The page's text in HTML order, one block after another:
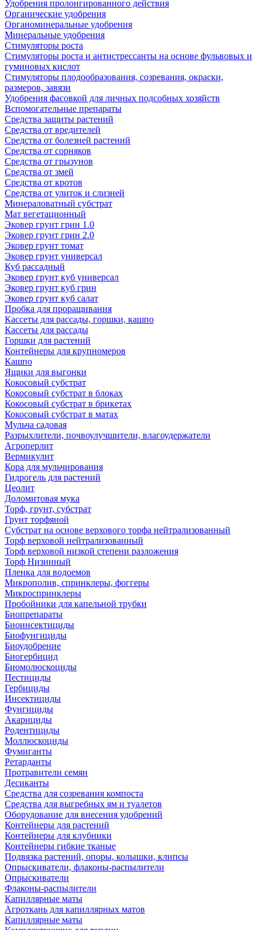
Удобрения пролонгированного действия
Органические удобрения
Органоминеральные удобрения
Минеральные удобрения
Стимуляторы роста
Стимуляторы роста и антистрессанты на основе фульвовых и
гуминовых кислот
Стимуляторы плодообразования, созревания, окраски,
размеров, завязи
Удобрения фасовкой для личных подсобных хозяйств
Вспомогательные препараты
Средства защиты растений
Средства от вредителей
Средства от болезней растений
Средства от сорняков
Средства от грызунов
Средства от змей
Средства от кротов
Средства от улиток и слизней
Минераловатный субстрат
Мат вегетационный
Эковер грунт грин 1.0
Эковер грунт грин 2.0
Эковер грунт томат
Эковер грунт универсал
Куб рассадный
Эковер грунт куб универсал
Эковер грунт куб грин
Эковер грунт куб салат
Пробка для проращивания
Кассеты для рассады, горшки, кашпо
Кассеты для рассады
Горшки для растений
Контейнеры для крупномеров
Кашпо
Ящики для выгонки
Кокосовый субстрат
Кокосовый субстрат в блоках
Кокосовый субстрат в брикетах
Кокосовый субстрат в матах
Мульча садовая
Разрыхлители, почвоулучшители, влагоудержатели
Агроперлит
Вермикулит
Кора для мульчирования
Гидрогель для растений
Цеолит
Доломитовая мука
Торф, грунт, субстрат
Грунт торфяной
Субстрат на основе верхового торфа нейтрализованный
Торф верховой нейтрализованный
Торф верховой низкой степени разложения
Торф Низинный
Пленка для водоемов
Микрополив, спринклеры, фоггеры
Микроспринклеры
Пробойники для капельной трубки
Биопрепараты
Биоинсектициды
Биофунгициды
Биоудобрение
Биогербицид
Биомолюскоциды
Пестициды
Гербициды
Инсектициды
Фунгициды
Акарициды
Родентициды
Моллюскоциды
Фумиганты
Ретарданты
Протравители семян
Десиканты
Средства для созревания компоста
Средства для выгребных ям и туалетов
Оборудование для внесения удобрений
Контейнеры для растений
Контейнеры для клубники
Контейнеры гибкие тканые
Подвязка растений, опоры, колышки, клипсы
Опрыскиватели, флаконы-распылители
Опрыскиватели
Флаконы-распылители
Капиллярные маты
Агроткань для капиллярных матов
Капиллярные маты